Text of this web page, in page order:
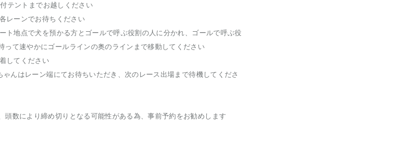
テントまでお越しください
レーンでお待ちください
ト地点で犬を預かる方とゴールで呼ぶ役割の人に分かれ、ゴールで呼ぶ役
って速やかにゴールラインの奥のラインまで移動してください
してください
んはレーン端にてお待ちいただき、次のレース出場まで待機してくださ
数により締め切りとなる可能性がある為、事前予約をお勧めします